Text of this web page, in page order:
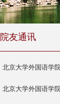
院友通讯
北京大学外国语学
北京大学外国语学